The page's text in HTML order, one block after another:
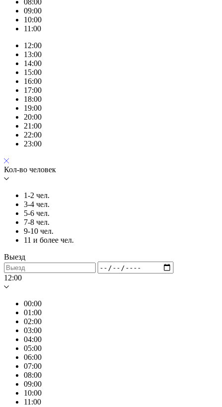
08:00
09:00
10:00
11:00
12:00
13:00
14:00
15:00
16:00
17:00
18:00
19:00
20:00
21:00
22:00
23:00
Кол-во человек
1-2 чел.
3-4 чел.
5-6 чел.
7-8 чел.
9-10 чел.
11 и более чел.
Выезд
12:00
00:00
01:00
02:00
03:00
04:00
05:00
06:00
07:00
08:00
09:00
10:00
11:00